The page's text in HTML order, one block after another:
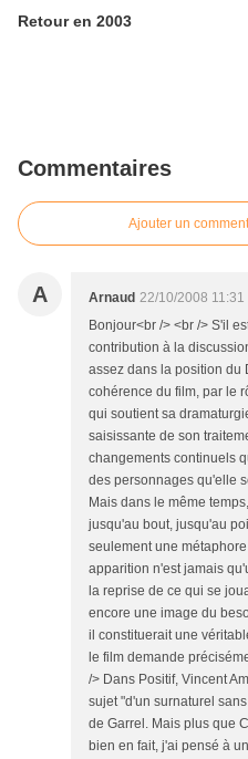
Retour en 2003
Commentaires
Ajouter un
A Arnaud 22/10/2008 11:31
Bonjour<br /> <br /> S'il
contribution à la
assez dans la position du
cohérence du film, par le
qui soutient sa
saisissante de son
changements continuels
des personnages qu'elle
Mais dans le même
jusqu'au bout, jusqu'au
seulement une
apparition n'est jamais
la reprise de ce qui se
encore une image du
il constituerait une
le film demande
/> Dans Positif, Vincent
sujet "d'un surnaturel
de Garrel. Mais plus que
bien en fait, j'ai pensé à